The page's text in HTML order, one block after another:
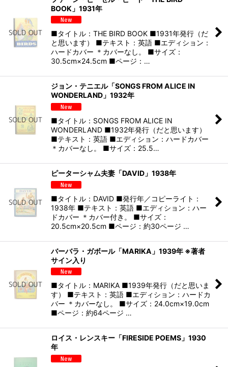
BOOK」1931年
■タイトル：THE BIRD BOOK ■1931年発行（だ
と思います） ■テキスト：英語 ■エディション：
ハードカバー ＊カバーなし。 ■サイズ：
30.5cm×24.5cm ■ページ：…
ジョン・テニエル「SONGS FROM ALICE IN
WONDERLAND」1932年
■タイトル：SONGS FROM ALICE IN
WONDERLAND ■1932年発行（だと思います）
■テキスト：英語 ■エディション：ハードカバー
＊カバーなし。 ■サイズ：25.5…
ピーターシャム夫妻「DAVID」1938年
■タイトル：DAVID ■発行年／コピーライト：
1938年 ■テキスト：英語 ■エディション：ハー
ドカバー ＊カバー付き。 ■サイズ：
20.5cm×20.5cm ■ページ：約30ページ …
バーバラ・ガボール「MARIKA」1939年 ※著者
サイン入り
■タイトル：MARIKA ■1939年発行（だと思いま
す） ■テキスト：英語 ■エディション：ハードカ
バー ＊カバーなし。 ■サイズ：24.0cm×19.0cm
■ページ：約64ページ …
ロイス・レンスキー「FIRESIDE POEMS」1930
年